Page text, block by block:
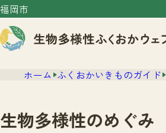
福岡市
ホーム ふくおかいきものガイド
生物多様性のめぐみ